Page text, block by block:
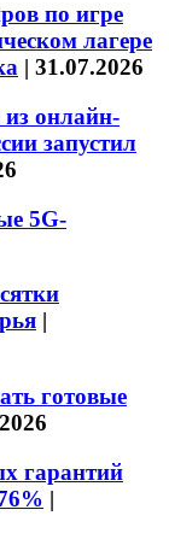
по игре
лагере
| 31.07.2026
онлайн-
запустил
5G-
|
готовые
гарантий
|